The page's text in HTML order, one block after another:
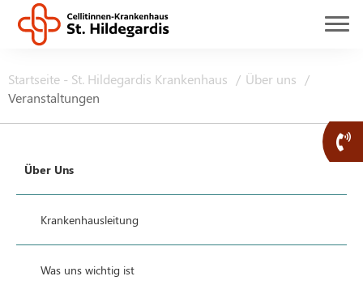
Startseite - St. Hildegardis Krankenhaus
Über uns
Veranstaltungen
Über Uns
Krankenhausleitung
Was uns wichtig ist